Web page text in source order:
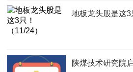
地板龙头股是这3
陕煤技术研究院